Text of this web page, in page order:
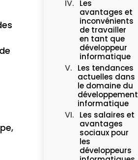
Les
avantages et
inconvénients
de travailler
en tant que
développeur
informatique
Les tendances
actuelles dans
le domaine du
développement
informatique
Les salaires et
avantages
sociaux pour
les
développeurs